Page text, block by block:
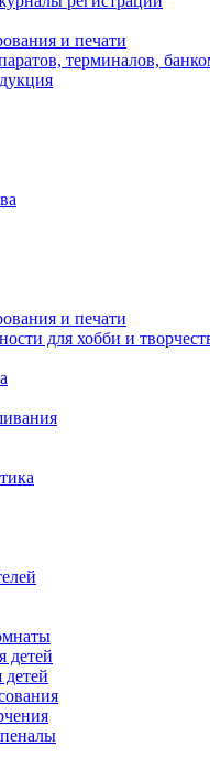
и печати
терминалов,
и печати
для хобби и
детей